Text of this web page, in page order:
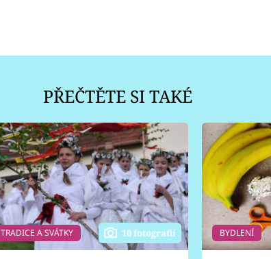
PŘEČTĚTE SI TAKÉ
TRADICE A SVÁTKY 10 fotografií BYDLENÍ